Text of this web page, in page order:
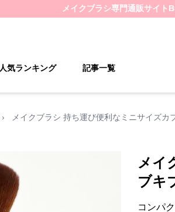
メイクブラシ専門通販サイト
人気ランキング 記事一覧
› メイクブラシ 持ち運び便利なミニサイズカ
メイ
ブキ
コンパ